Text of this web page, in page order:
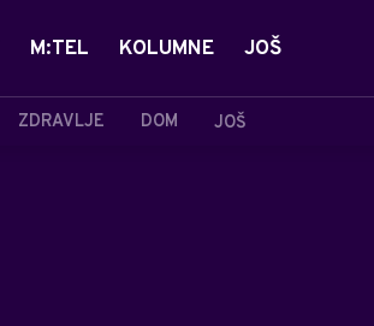
ZDRAVLJE DOM JOŠ
M:TEL KOLUMNE JOŠ